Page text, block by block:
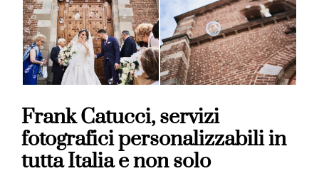
Frank Catucci, servizi
fotografici personalizzabili in
tutta Italia e non solo